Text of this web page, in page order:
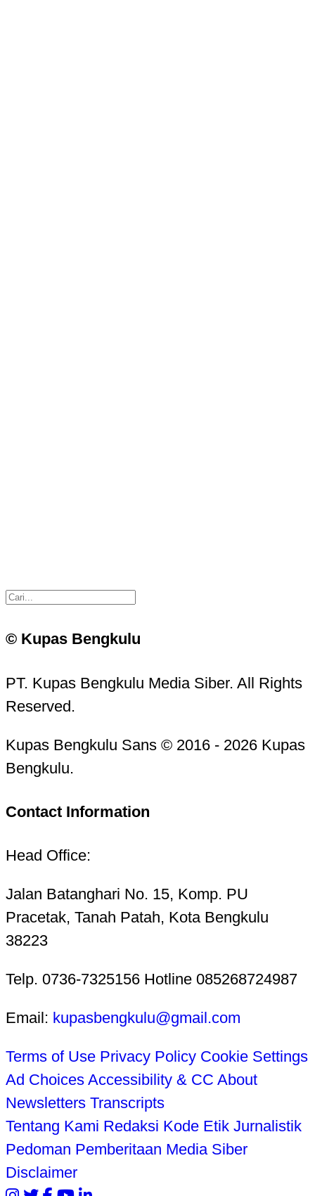
© Kupas Bengkulu
PT. Kupas Bengkulu Media Siber. All Rights
Reserved.
Kupas Bengkulu Sans © 2016 - 2026 Kupas
Bengkulu.
Contact Information
Head Office:
Jalan Batanghari No. 15, Komp. PU
Pracetak, Tanah Patah, Kota Bengkulu
38223
Telp. 0736-7325156 Hotline 085268724987
Email: kupasbengkulu@gmail.com
Terms of Use Privacy Policy Cookie Settings
Ad Choices Accessibility & CC About
Newsletters Transcripts
Tentang Kami Redaksi Kode Etik Jurnalistik
Pedoman Pemberitaan Media Siber
Disclaimer